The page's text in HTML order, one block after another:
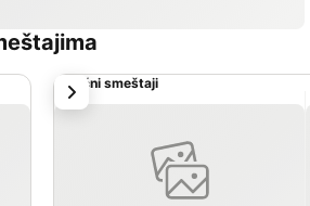
Slični smeštaji
sledeće